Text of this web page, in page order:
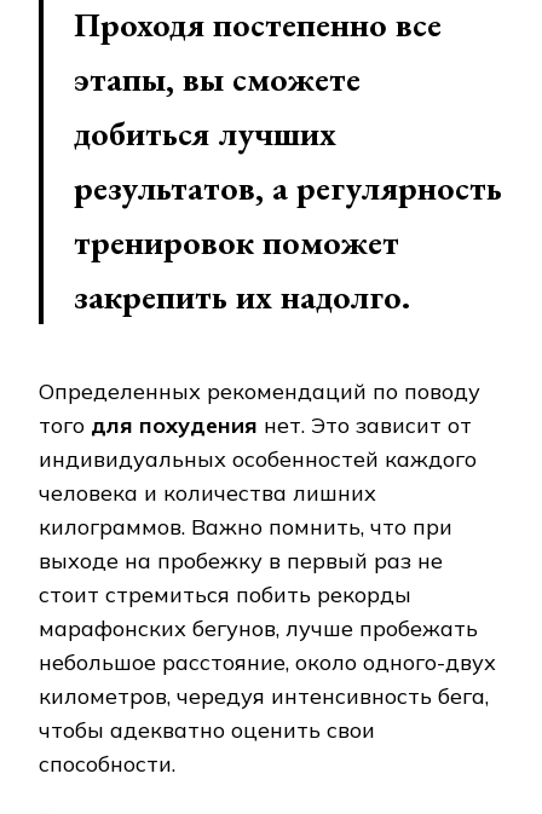
Проходя постепенно все
этапы, вы сможете
добиться лучших
результатов, а регулярность
тренировок поможет
закрепить их надолго.
Определенных рекомендаций по поводу
того для похудения нет. Это зависит от
индивидуальных особенностей каждого
человека и количества лишних
килограммов. Важно помнить, что при
выходе на пробежку в первый раз не
стоит стремиться побить рекорды
марафонских бегунов, лучше пробежать
небольшое расстояние, около одного-двух
километров, чередуя интенсивность бега,
чтобы адекватно оценить свои
способности.